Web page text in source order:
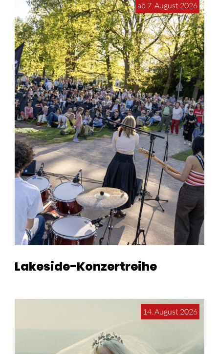
ab 7. August 2026
Lakeside-Konzertreihe
14. August 2026